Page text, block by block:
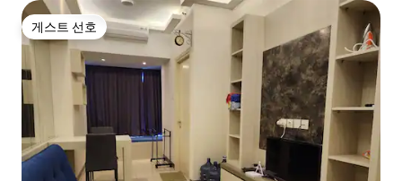
게스트 선호
게스트 선호